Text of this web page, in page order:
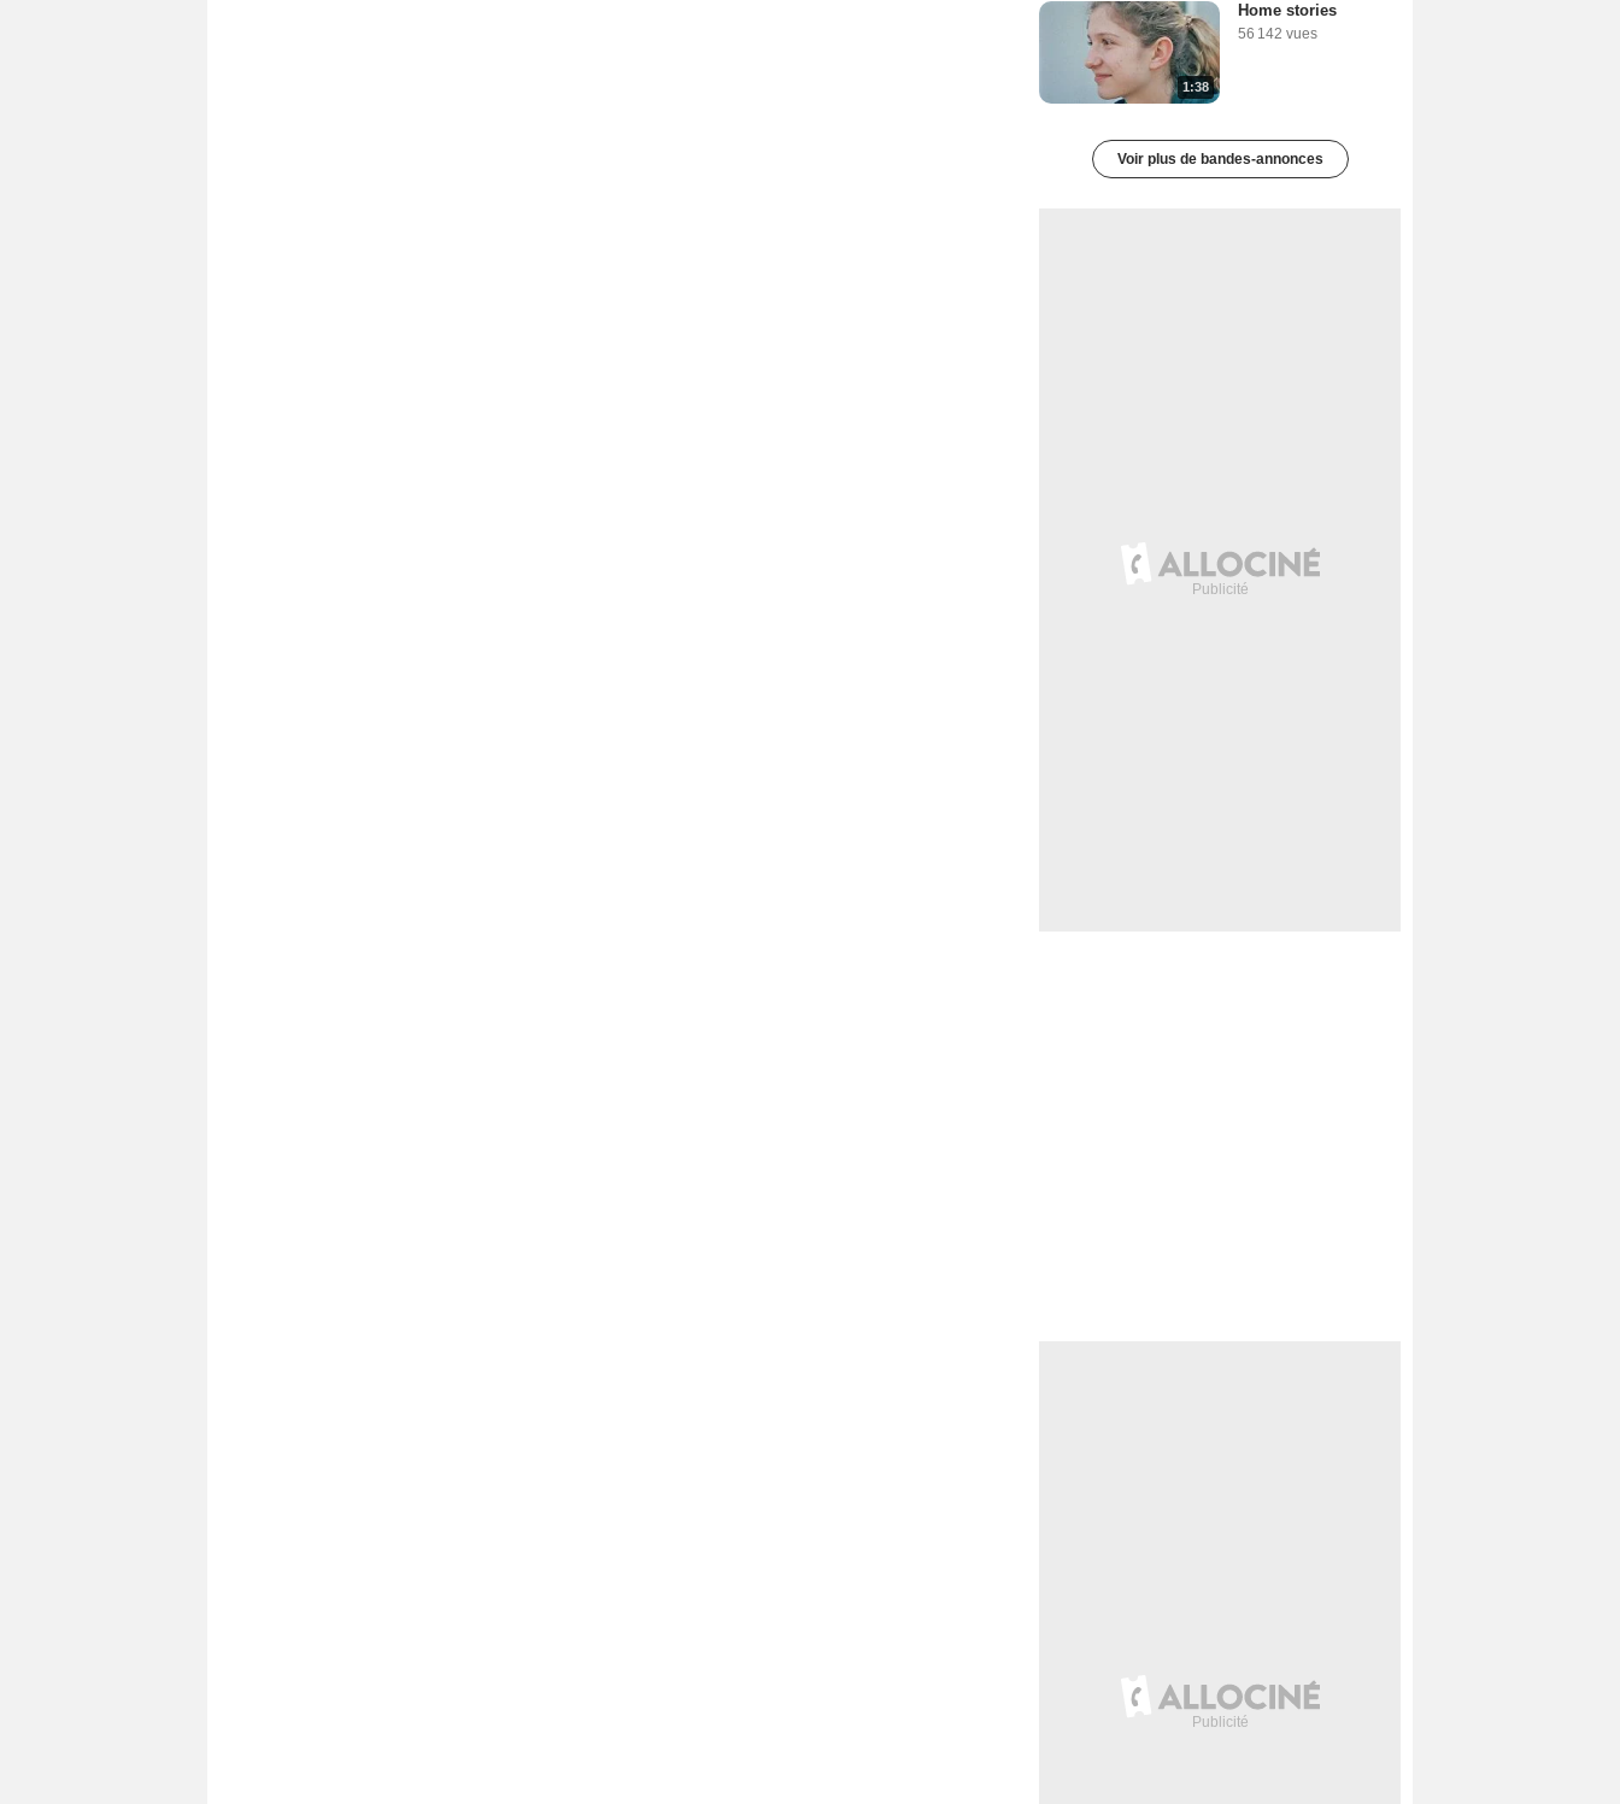
1:38
Home stories
56 142 vues
Voir plus de bandes-annonces